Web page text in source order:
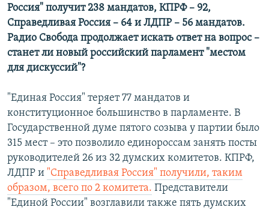
Россия" получит 238 мандатов, КПРФ – 92,
Справедливая Россия – 64 и ЛДПР – 56 мандатов.
Радио Свобода продолжает искать ответ на вопрос –
станет ли новый российский парламент "местом
для дискуссий"?
"Единая Россия" теряет 77 мандатов и
конституционное большинство в парламенте. В
Государственной думе пятого созыва у партии было
315 мест – это позволило единороссам занять посты
руководителей 26 из 32 думских комитетов. КПРФ,
ЛДПР и "Справедливая Россия" получили, таким
образом, всего по 2 комитета. Представители
"Единой России" возглавили также пять думских